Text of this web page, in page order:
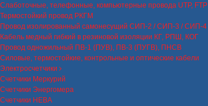
Слаботочные, телефонные, компьютерные провода UTP, FTP
Термостойкий провод РКГМ
Провод изолированный самонесущий СИП-2 / СИП-3 / СИП-4
Кабель медный гибкий в резиновой изоляции КГ, РПШ, КОГ
Провод одножильный ПВ-1 (ПУВ), ПВ-3 (ПУГВ), ПНСВ
Силовые, термостойкие, контрольные и оптические кабели
Электросчетчики
Счетчики Меркурий
Счетчики Энергомера
Счетчики НЕВА